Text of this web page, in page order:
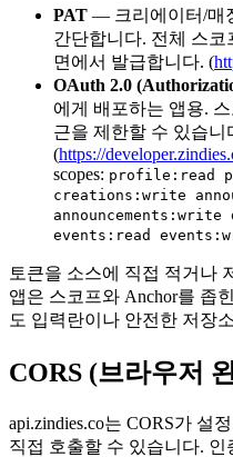
PAT — 크리에이터/매
간단합니다. 전체 스코
면에서 발급합니다. (
OAuth 2.0
에게 배포하는 앱용.
근을 제한할 수 있습니
(https://
scopes: profile:read
creations:write
events:read
토큰을 소스에 직접 적거나
앱은 스코프와 Anchor를 좁
도 입력란이나 안전한 저장
CORS (브라우저
api.zindies.co는 CORS가 설
직접 호출할 수 있습니다. 인